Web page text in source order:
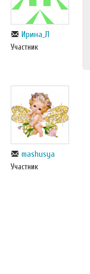
Ирина_Л
Участник
mashusya
Участник